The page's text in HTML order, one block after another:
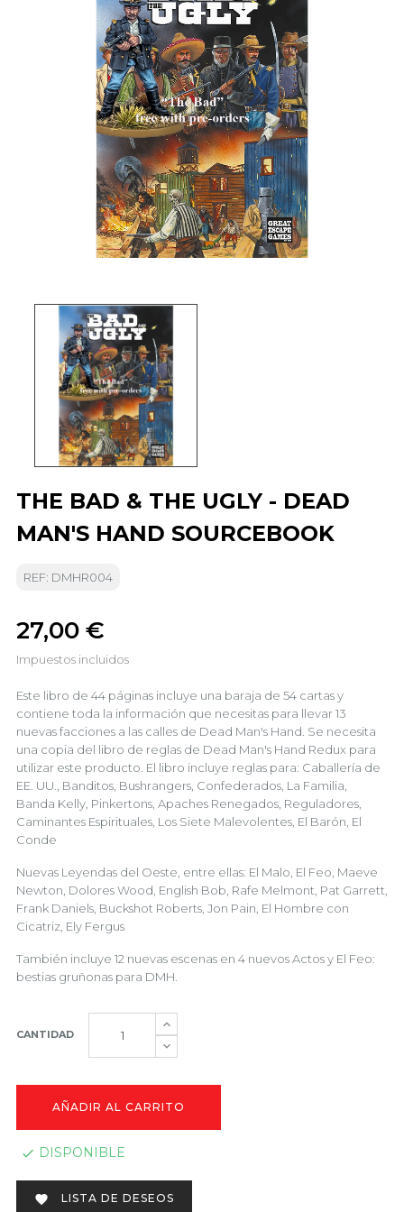
THE BAD & THE UGLY - DEAD
MAN'S HAND SOURCEBOOK
REF: DMHR004
27,00 €
Impuestos incluidos
Este libro de 44 páginas incluye una baraja de 54 cartas y
contiene toda la información que necesitas para llevar 13
nuevas facciones a las calles de Dead Man's Hand. Se necesita
una copia del libro de reglas de Dead Man's Hand Redux para
utilizar este producto. El libro incluye reglas para: Caballería de
EE. UU., Banditos, Bushrangers, Confederados, La Familia,
Banda Kelly, Pinkertons, Apaches Renegados, Reguladores,
Caminantes Espirituales, Los Siete Malevolentes, El Barón, El
Conde
Nuevas Leyendas del Oeste, entre ellas: El Malo, El Feo, Maeve
Newton, Dolores Wood, English Bob, Rafe Melmont, Pat Garrett,
Frank Daniels, Buckshot Roberts, Jon Pain, El Hombre con
Cicatriz, Ely Fergus
También incluye 12 nuevas escenas en 4 nuevos Actos y El Feo:
bestias gruñonas para DMH.
CANTIDAD
AÑADIR AL CARRITO
 DISPONIBLE
 LISTA DE DESEOS